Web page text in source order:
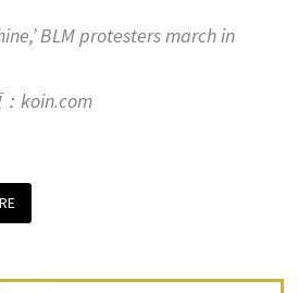
BLM protesters march in
koin.com